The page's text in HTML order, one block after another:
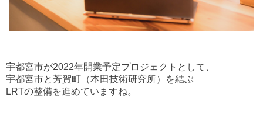
宇都宮市が2022年開業予定プロジェクトとして、
宇都宮市と芳賀町（本田技術研究所）を結ぶ
LRTの整備を進めていますね。